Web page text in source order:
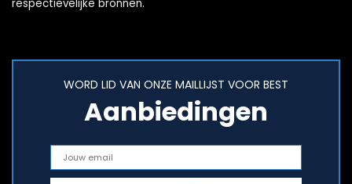
respectievelijke bronnen.
WORD LID VAN ONZE MAILLIJST VOOR BEST
Aanbiedingen